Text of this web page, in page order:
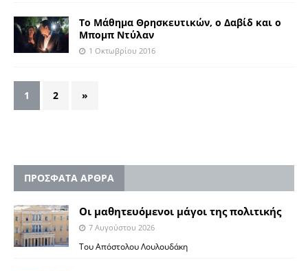
Το Μάθημα Θρησκευτικών, ο Δαβίδ και ο
Μπομπ Ντύλαν
1 Οκτωβρίου 2016
1 2 »
ΠΡΟΣΦΑΤΑ ΑΡΘΡΑ
Οι μαθητευόμενοι μάγοι της πολιτικής
7 Αυγούστου 2026
Του Απόστολου Λουλουδάκη